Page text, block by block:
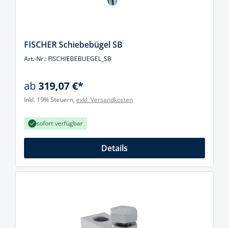
FISCHER Schiebebügel SB
Art.-Nr.: FISCHIEBEBUEGEL_SB
ab319,07 €*
Inkl. 19% Steuern, exkl. Versandkosten
sofort verfügbar
Details